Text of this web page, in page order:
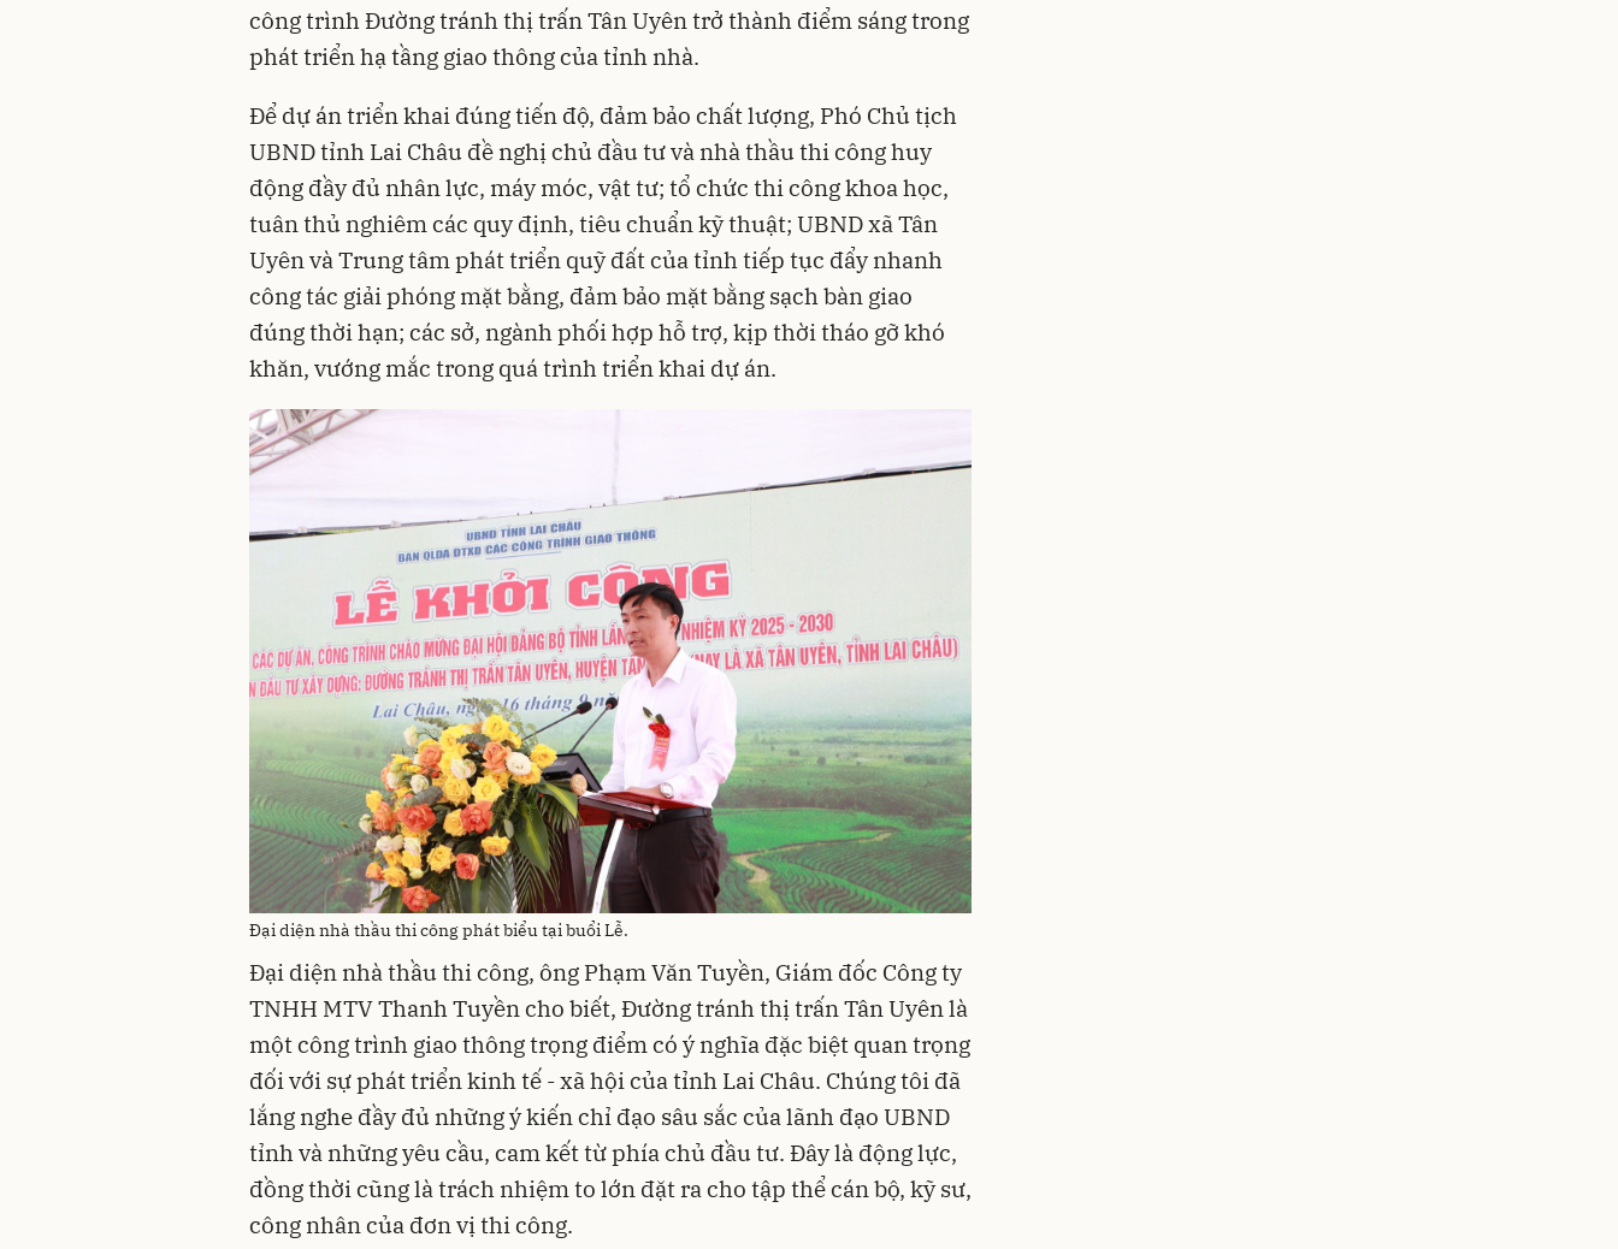
công trình Đường tránh thị trấn Tân Uyên trở thành điểm sáng trong
phát triển hạ tầng giao thông của tỉnh nhà.
Để dự án triển khai đúng tiến độ, đảm bảo chất lượng, Phó Chủ tịch
UBND tỉnh Lai Châu đề nghị chủ đầu tư và nhà thầu thi công huy
động đầy đủ nhân lực, máy móc, vật tư; tổ chức thi công khoa học,
tuân thủ nghiêm các quy định, tiêu chuẩn kỹ thuật; UBND xã Tân
Uyên và Trung tâm phát triển quỹ đất của tỉnh tiếp tục đẩy nhanh
công tác giải phóng mặt bằng, đảm bảo mặt bằng sạch bàn giao
đúng thời hạn; các sở, ngành phối hợp hỗ trợ, kịp thời tháo gỡ khó
khăn, vướng mắc trong quá trình triển khai dự án.
Đại diện nhà thầu thi công phát biểu tại buổi Lễ.
Đại diện nhà thầu thi công, ông Phạm Văn Tuyền, Giám đốc Công ty
TNHH MTV Thanh Tuyền cho biết, Đường tránh thị trấn Tân Uyên là
một công trình giao thông trọng điểm có ý nghĩa đặc biệt quan trọng
đối với sự phát triển kinh tế - xã hội của tỉnh Lai Châu. Chúng tôi đã
lắng nghe đầy đủ những ý kiến chỉ đạo sâu sắc của lãnh đạo UBND
tỉnh và những yêu cầu, cam kết từ phía chủ đầu tư. Đây là động lực,
đồng thời cũng là trách nhiệm to lớn đặt ra cho tập thể cán bộ, kỹ sư,
công nhân của đơn vị thi công.